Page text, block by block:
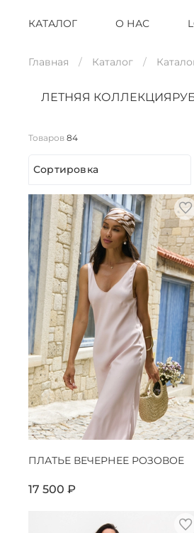
КАТАЛОГ О НАС
Главная Каталог
ЛЕТНЯЯ КОЛЛЕКЦИЯ
Товаров 84
Сортировка
ПЛАТЬЕ ВЕЧЕРНЕЕ РОЗОВОЕ
17 500 ₽